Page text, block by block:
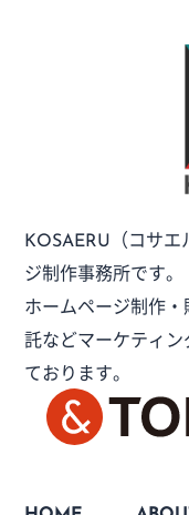
KOSAERU （コサエ
ジ制作事務所です。
ホームページ制作
託などマーケティ
ております。